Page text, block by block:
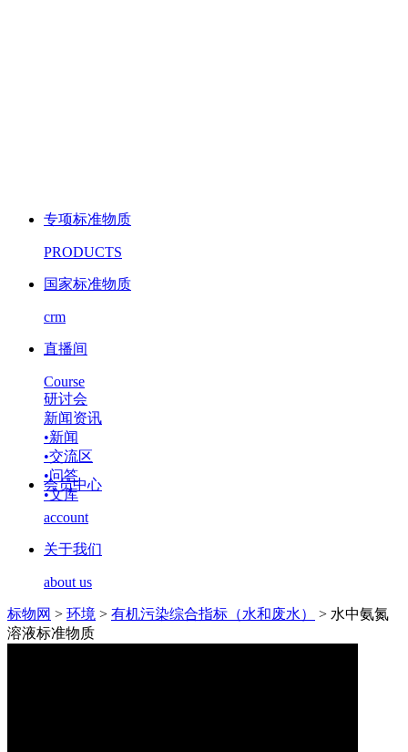
专项标准物质
PRODUCTS
国家标准物质
crm
直播间
Course
研讨会
新闻资讯
•新闻
•交流区
•问答
•文库
会员中心
account
关于我们
about us
标物网 > 环境 > 有机污染综合指标（水和废水） > 水中氨氮
溶液标准物质